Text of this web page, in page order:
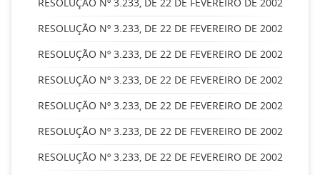
RESOLUÇÃO Nº 3.233, DE 22 DE FEVEREIRO DE 2002
RESOLUÇÃO Nº 3.233, DE 22 DE FEVEREIRO DE 2002
RESOLUÇÃO Nº 3.233, DE 22 DE FEVEREIRO DE 2002
RESOLUÇÃO Nº 3.233, DE 22 DE FEVEREIRO DE 2002
RESOLUÇÃO Nº 3.233, DE 22 DE FEVEREIRO DE 2002
RESOLUÇÃO Nº 3.233, DE 22 DE FEVEREIRO DE 2002